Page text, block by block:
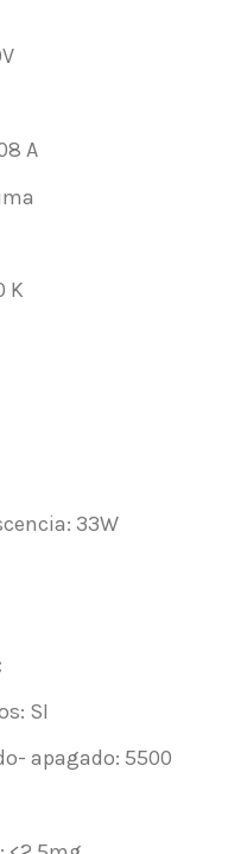
A
K
33W
SI
apagado: 5500